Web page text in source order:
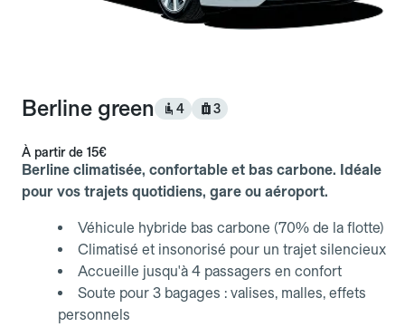
Berline green 4 3
À partir de 15€
Berline climatisée, confortable et bas carbone. Idéale
pour vos trajets quotidiens, gare ou aéroport.
Véhicule hybride bas carbone (70% de la flotte)
Climatisé et insonorisé pour un trajet silencieux
Accueille jusqu'à 4 passagers en confort
Soute pour 3 bagages : valises, malles, effets
personnels